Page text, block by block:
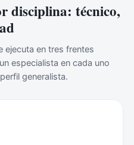
disciplina: técnico,
ejecuta en tres frentes
especialista en cada uno
generalista.